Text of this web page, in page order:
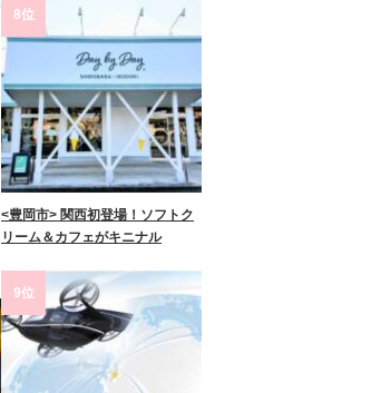
8位
<豊岡市> 関西初登場！ソフトク
リーム＆カフェがキニナル
9位